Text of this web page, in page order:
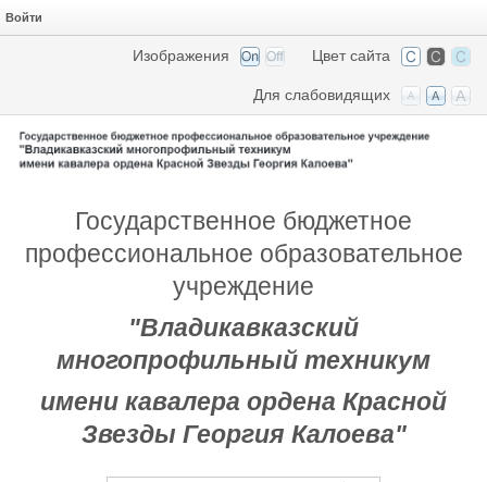
Войти
Цвет сайта
Изображения
Для слабовидящих
Государственное бюджетное
профессиональное образовательное
учреждение
"Владикавказский
многопрофильный техникум
имени кавалера ордена Красной
Звезды Георгия Калоева"